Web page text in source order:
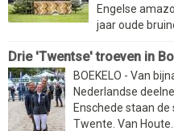
Engelse
jaar oude
Drie 'Twentse' troeven in
BOEKELO - Van
Nederlandse
Enschede staan
Twente. Van